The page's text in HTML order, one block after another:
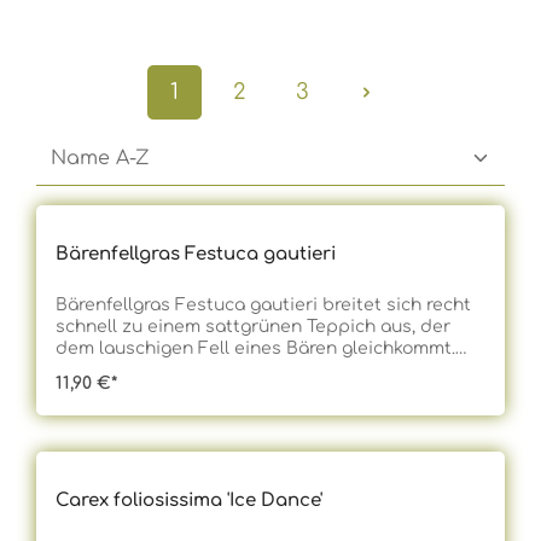
1 2 3
Bärenfellgras Festuca gautieri
Bärenfellgras Festuca gautieri breitet sich recht
schnell zu einem sattgrünen Teppich aus, der
dem lauschigen Fell eines Bären gleichkommt.
Bodendecker oder Beeteinfasser. Doch auch zur
Dachbegrünung, in Steingärten oder Kübeln
Schwingelgras präsentiert es unzählige feine,
immergrünem Blattwerk. Im Sommer bildet
11,90 €*
Carex foliosissima 'Ice Dance'